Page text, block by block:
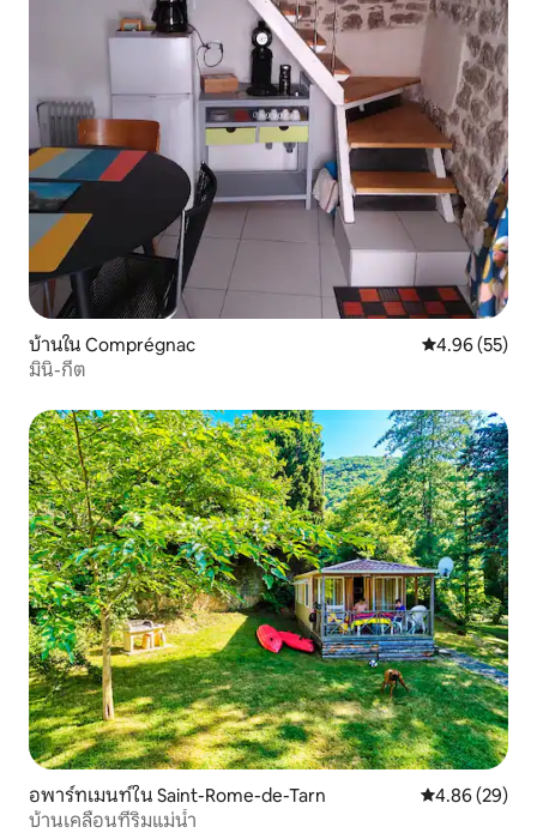
บ้านใน Comprégnac คะแนนเฉลี่ย
4.96 (55)
มินิ-กีต
อพาร์ทเมนท์ใน Saint-Rome-de-Tarn คะแนนเฉลี่ย
4.86 (29)
บ้านเคลื่อนที่ริมแม่น้ำ